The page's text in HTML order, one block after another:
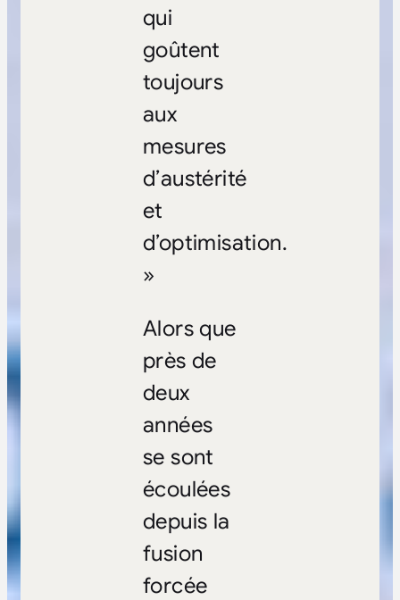
qui
goûtent
toujours
aux
mesures
d’austérité
et
d’optimisation.
»
Alors que
près de
deux
années
se sont
écoulées
depuis la
fusion
forcée